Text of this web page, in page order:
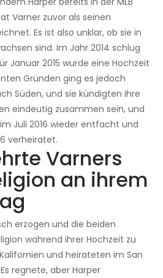
Varner zuvor als seinen
Es ist also unklar, ob sie in
sind. Im Jahr 2014 schlug
Januar 2015 wurde eine Hochzeit
Gründen ging es jedoch
Süden, und sie kündigten ihre
eindeutig zusammen sein, und
Juli 2016 wieder entfacht und
verheiratet.
Varners
an ihrem
erzogen und die beiden
während ihrer Hochzeit zu
und heirateten im San
regnete, aber Harper